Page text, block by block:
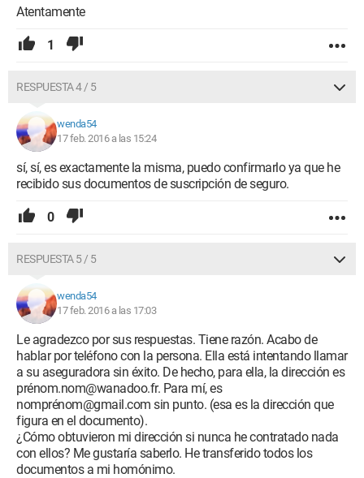
Atentamente
1
RESPUESTA 4 / 5
wenda54
17 feb. 2016 a las 15:24
sí, sí, es exactamente la misma, puedo confirmarlo ya que he
recibido sus documentos de suscripción de seguro.
0
RESPUESTA 5 / 5
wenda54
17 feb. 2016 a las 17:03
Le agradezco por sus respuestas. Tiene razón. Acabo de
hablar por teléfono con la persona. Ella está intentando llamar
a su aseguradora sin éxito. De hecho, para ella, la dirección es
prénom.nom@wanadoo.fr. Para mí, es
nomprénom@gmail.com sin punto. (esa es la dirección que
figura en el documento).
¿Cómo obtuvieron mi dirección si nunca he contratado nada
con ellos? Me gustaría saberlo. He transferido todos los
documentos a mi homónimo.